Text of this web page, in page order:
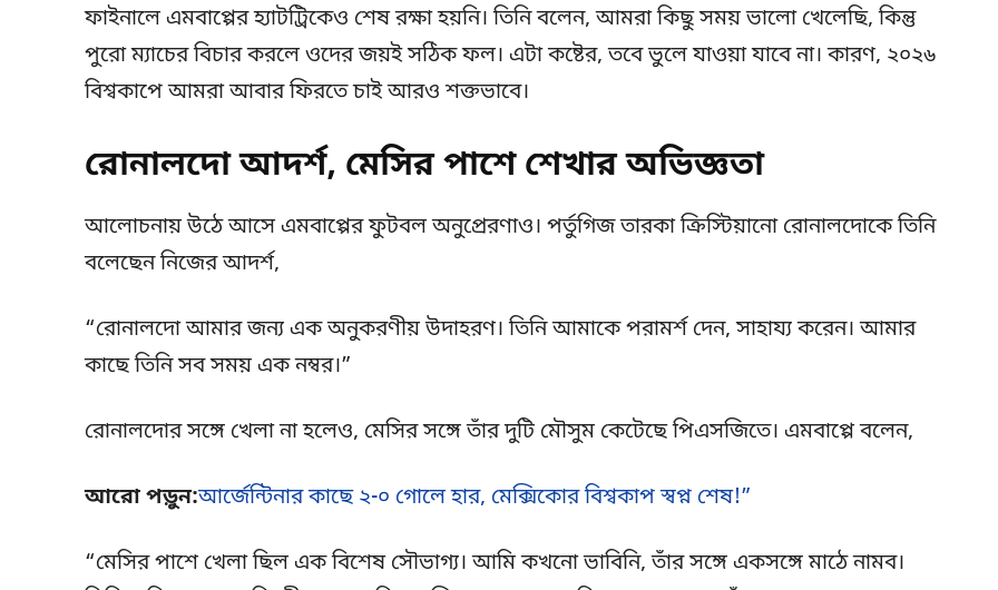
ফাইনালে এমবাপ্পের হ্যাটট্রিকেও শেষ রক্ষা হয়নি। তিনি বলেন, আমরা কিছু সময় ভালো খেলেছি, কিন্তু
পুরো ম্যাচের বিচার করলে ওদের জয়ই সঠিক ফল। এটা কষ্টের, তবে ভুলে যাওয়া যাবে না। কারণ, ২০২৬
বিশ্বকাপে আমরা আবার ফিরতে চাই আরও শক্তভাবে।
রোনালদো আদর্শ, মেসির পাশে শেখার অভিজ্ঞতা
আলোচনায় উঠে আসে এমবাপ্পের ফুটবল অনুপ্রেরণাও। পর্তুগিজ তারকা ক্রিস্টিয়ানো রোনালদোকে তিনি
বলেছেন নিজের আদর্শ,
“রোনালদো আমার জন্য এক অনুকরণীয় উদাহরণ। তিনি আমাকে পরামর্শ দেন, সাহায্য করেন। আমার
কাছে তিনি সব সময় এক নম্বর।”
রোনালদোর সঙ্গে খেলা না হলেও, মেসির সঙ্গে তাঁর দুটি মৌসুম কেটেছে পিএসজিতে। এমবাপ্পে বলেন,
আরো পড়ুন:আর্জেন্টিনার কাছে ২-০ গোলে হার, মেক্সিকোর বিশ্বকাপ স্বপ্ন শেষ!”
“মেসির পাশে খেলা ছিল এক বিশেষ সৌভাগ্য। আমি কখনো ভাবিনি, তাঁর সঙ্গে একসঙ্গে মাঠে নামব।